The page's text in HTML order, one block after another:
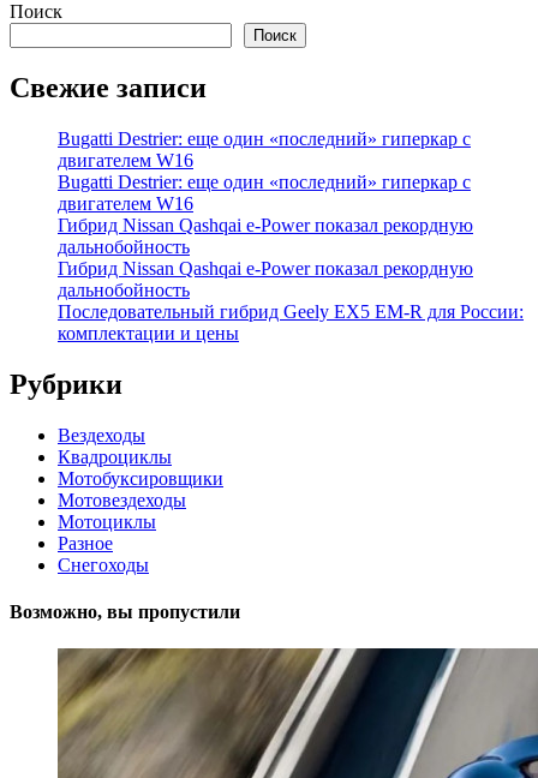
Поиск
Поиск
Свежие записи
Bugatti Destrier: еще один «последний» гиперкар с
двигателем W16
Bugatti Destrier: еще один «последний» гиперкар с
двигателем W16
Гибрид Nissan Qashqai e-Power показал рекордную
дальнобойность
Гибрид Nissan Qashqai e-Power показал рекордную
дальнобойность
Последовательный гибрид Geely EX5 EM-R для России:
комплектации и цены
Рубрики
Вездеходы
Квадроциклы
Мотобуксировщики
Мотовездеходы
Мотоциклы
Разное
Снегоходы
Возможно, вы пропустили